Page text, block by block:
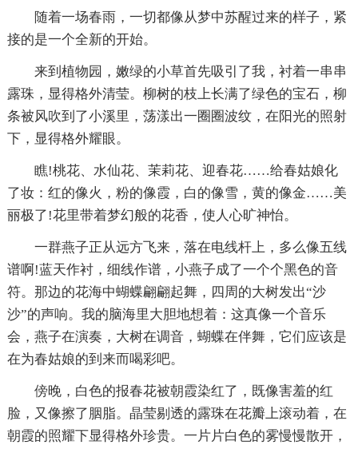
随着一场春雨，一切都像从梦中苏醒过来的样子，紧
接的是一个全新的开始。
来到植物园，嫩绿的小草首先吸引了我，衬着一串串
露珠，显得格外清莹。柳树的枝上长满了绿色的宝石，柳
条被风吹到了小溪里，荡漾出一圈圈波纹，在阳光的照射
下，显得格外耀眼。
瞧!桃花、水仙花、茉莉花、迎春花……给春姑娘化
了妆：红的像火，粉的像霞，白的像雪，黄的像金……美
丽极了!花里带着梦幻般的花香，使人心旷神怡。
一群燕子正从远方飞来，落在电线杆上，多么像五线
谱啊!蓝天作衬，细线作谱，小燕子成了一个个黑色的音
符。那边的花海中蝴蝶翩翩起舞，四周的大树发出“沙
沙”的声响。我的脑海里大胆地想着：这真像一个音乐
会，燕子在演奏，大树在调音，蝴蝶在伴舞，它们应该是
在为春姑娘的到来而喝彩吧。
傍晚，白色的报春花被朝霞染红了，既像害羞的红
脸，又像擦了胭脂。晶莹剔透的露珠在花瓣上滚动着，在
朝霞的照耀下显得格外珍贵。一片片白色的雾慢慢散开，